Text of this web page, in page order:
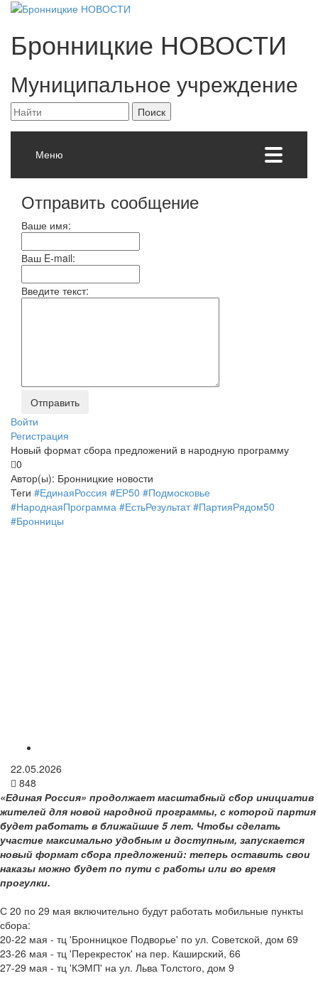
Бронницкие НОВОСТИ
Муниципальное учреждение
Меню
Отправить сообщение
Ваше имя:
Ваш E-mail:
Введите текст:
Войти
Регистрация
Новый формат сбора предложений в народную программу
0
Автор(ы): Бронницкие новости
Теги #ЕдинаяРоссия #ЕР50 #Подмосковье
#НароднаяПрограмма #ЕстьРезультат #ПартияРядом50
#Бронницы
22.05.2026
848
«Единая Россия» продолжает масштабный сбор инициатив
жителей для новой народной программы, с которой партия
будет работать в ближайшие 5 лет. Чтобы сделать
участие максимально удобным и доступным, запускается
новый формат сбора предложений: теперь оставить свои
наказы можно будет по пути с работы или во время
прогулки.
С 20 по 29 мая включительно будут работать мобильные пункты
сбора:
20-22 мая - тц 'Бронницкое Подворье' по ул. Советской, дом 69
23-26 мая - тц 'Перекресток' на пер. Каширский, 66
27-29 мая - тц 'КЭМП' на ул. Льва Толстого, дом 9